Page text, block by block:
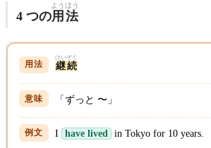
4 つの用法
ようほう
継続
けいぞく
「ずっと 〜」
I have lived in Tokyo for 10 years.